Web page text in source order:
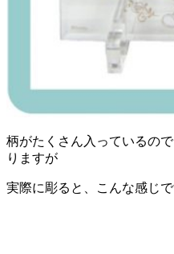
柄がたくさん入っているの
りますが
実際に彫ると、こんな感じ